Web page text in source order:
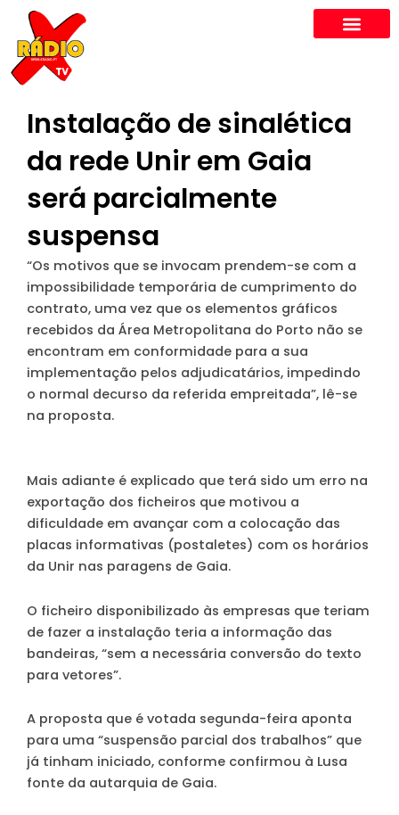
content
Instalação de sinalética
da rede Unir em Gaia
será parcialmente
suspensa
“Os motivos que se invocam prendem-se com a
impossibilidade temporária de cumprimento do
contrato, uma vez que os elementos gráficos
recebidos da Área Metropolitana do Porto não se
encontram em conformidade para a sua
implementação pelos adjudicatários, impedindo
o normal decurso da referida empreitada”, lê-se
na proposta.
Mais adiante é explicado que terá sido um erro na
exportação dos ficheiros que motivou a
dificuldade em avançar com a colocação das
placas informativas (postaletes) com os horários
da Unir nas paragens de Gaia.
O ficheiro disponibilizado às empresas que teriam
de fazer a instalação teria a informação das
bandeiras, “sem a necessária conversão do texto
para vetores”.
A proposta que é votada segunda-feira aponta
para uma “suspensão parcial dos trabalhos” que
já tinham iniciado, conforme confirmou à Lusa
fonte da autarquia de Gaia.